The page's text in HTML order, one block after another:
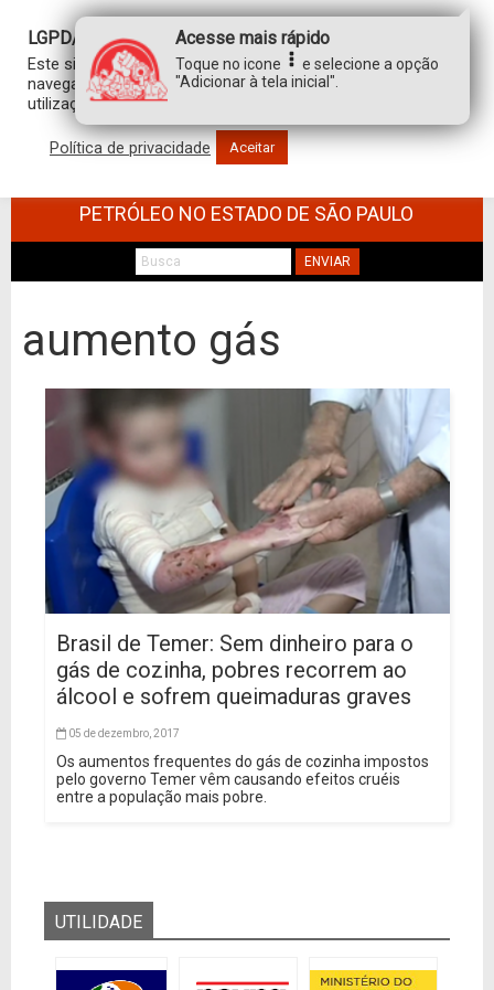
SINDICATO DOS TRABALHADORES NO
PETRÓLEO NO ESTADO DE SÃO PAULO
ENVIAR
aumento gás
Brasil de Temer: Sem dinheiro para o
gás de cozinha, pobres recorrem ao
álcool e sofrem queimaduras graves
05 de dezembro, 2017
Os aumentos frequentes do gás de cozinha impostos
pelo governo Temer vêm causando efeitos cruéis
entre a população mais pobre.
UTILIDADE
LGPD/GDPR
Este site usa cookies para personalizar sua experiência de
navegação. Ao clicar em “aceitar”, você concorda com a
utilização de TODOS os cookies.
Política de privacidade Aceitar
Acesse mais rápido
Toque no icone
e selecione a opção
"Adicionar à tela inicial".